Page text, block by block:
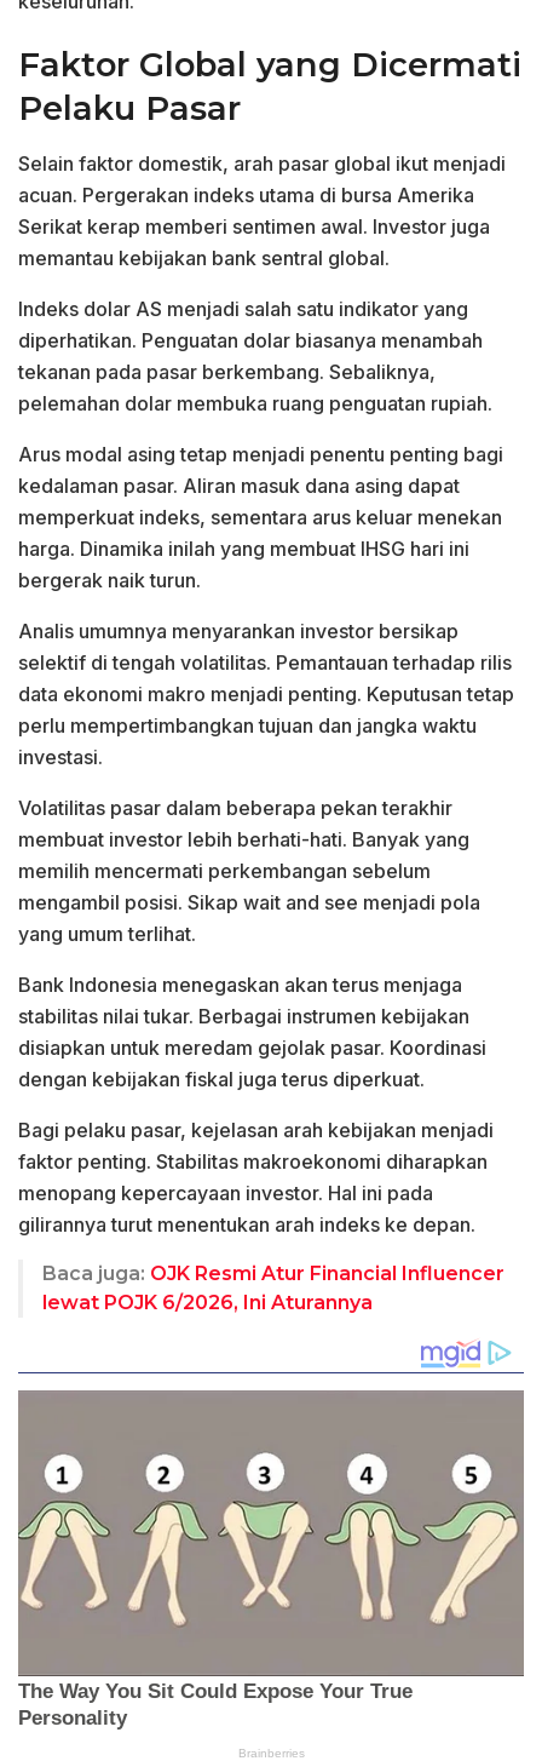
Faktor Global yang Dicermati
Pelaku Pasar
Selain faktor domestik, arah pasar global ikut menjadi
acuan. Pergerakan indeks utama di bursa Amerika
Serikat kerap memberi sentimen awal. Investor juga
memantau kebijakan bank sentral global.
Indeks dolar AS menjadi salah satu indikator yang
diperhatikan. Penguatan dolar biasanya menambah
tekanan pada pasar berkembang. Sebaliknya,
pelemahan dolar membuka ruang penguatan rupiah.
Arus modal asing tetap menjadi penentu penting bagi
kedalaman pasar. Aliran masuk dana asing dapat
memperkuat indeks, sementara arus keluar menekan
harga. Dinamika inilah yang membuat IHSG hari ini
bergerak naik turun.
Analis umumnya menyarankan investor bersikap
selektif di tengah volatilitas. Pemantauan terhadap rilis
data ekonomi makro menjadi penting. Keputusan tetap
perlu mempertimbangkan tujuan dan jangka waktu
investasi.
Volatilitas pasar dalam beberapa pekan terakhir
membuat investor lebih berhati-hati. Banyak yang
memilih mencermati perkembangan sebelum
mengambil posisi. Sikap wait and see menjadi pola
yang umum terlihat.
Bank Indonesia menegaskan akan terus menjaga
stabilitas nilai tukar. Berbagai instrumen kebijakan
disiapkan untuk meredam gejolak pasar. Koordinasi
dengan kebijakan fiskal juga terus diperkuat.
Bagi pelaku pasar, kejelasan arah kebijakan menjadi
faktor penting. Stabilitas makroekonomi diharapkan
menopang kepercayaan investor. Hal ini pada
gilirannya turut menentukan arah indeks ke depan.
Baca juga: OJK Resmi Atur Financial Influencer
lewat POJK 6/2026, Ini Aturannya